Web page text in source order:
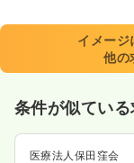
イメージ
他の
条件が似ている
医療法人保田窪会